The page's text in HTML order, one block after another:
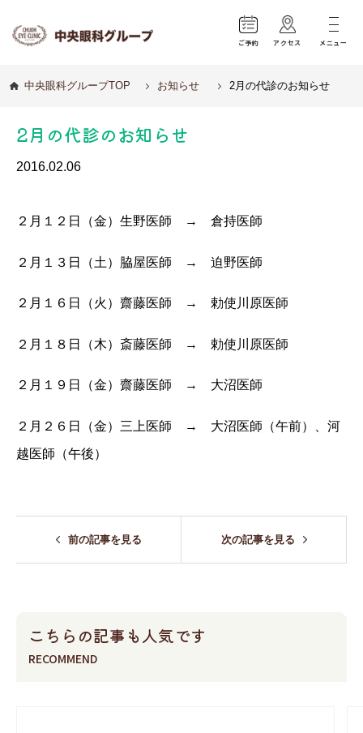
ご予約 アクセス メニュー
中央眼科グループTOP お知らせ 2月の代診のお知らせ
2月の代診のお知らせ
2016.02.06
２月１２日（金）生野医師 → 倉持医師
２月１３日（土）脇屋医師 → 迫野医師
２月１６日（火）齋藤医師 → 勅使川原医師
２月１８日（木）斎藤医師 → 勅使川原医師
２月１９日（金）齋藤医師 → 大沼医師
２月２６日（金）三上医師 → 大沼医師（午前）、河
越医師（午後）
前の記事を見る 次の記事を見る
こちらの記事も人気です
RECOMMEND